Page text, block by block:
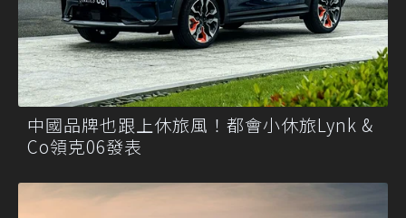
中國品牌也跟上休旅風！都會小休旅Lynk &
Co領克06發表